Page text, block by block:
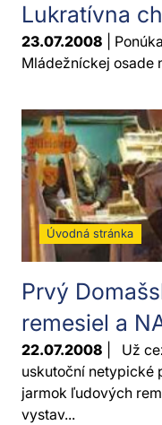
Lukratívna
23.07.2008 |
Mládežníckej osade
Úvodná stránka
Prvý
remesiel a
22.07.2008 | Už
uskutoční netypické
jarmok ľudových
vystav...